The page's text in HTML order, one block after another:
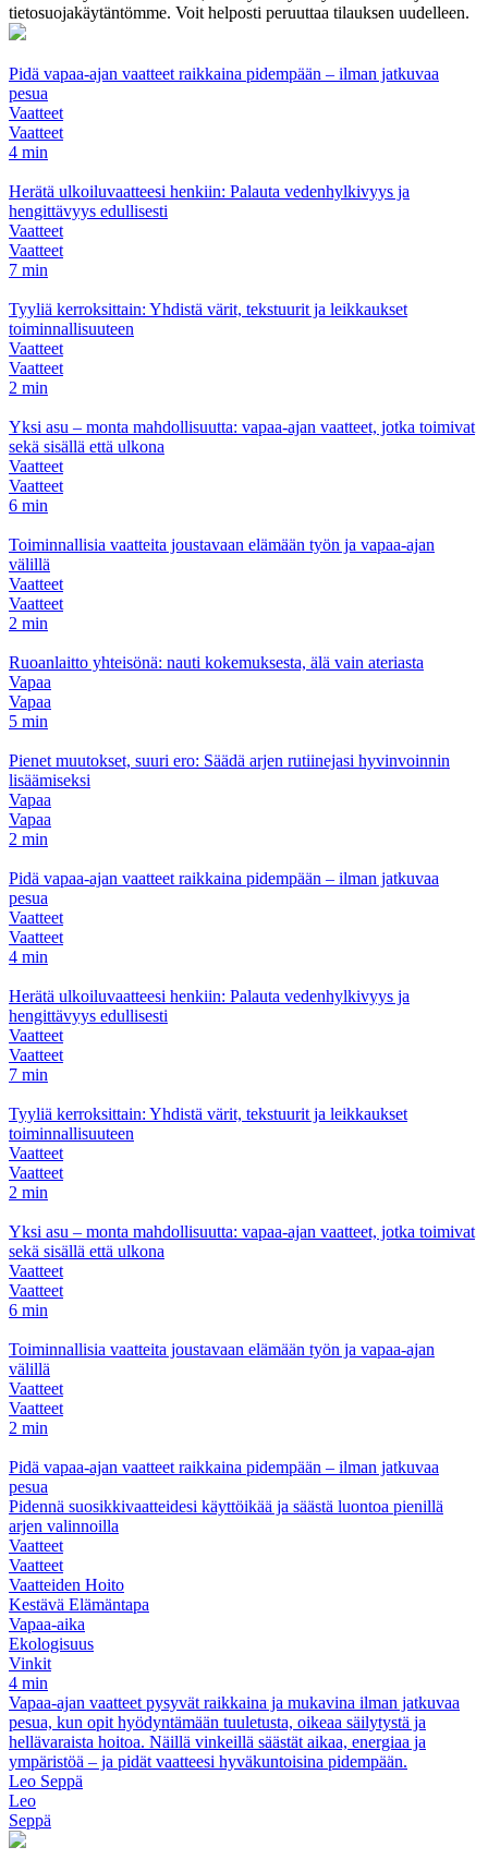
tietosuojakäytäntömme. Voit helposti peruuttaa tilauksen uudelleen.
Pidä vapaa-ajan vaatteet raikkaina pidempään – ilman jatkuvaa
pesua
Vaatteet
Vaatteet
4 min
Herätä ulkoiluvaatteesi henkiin: Palauta vedenhylkivyys ja
hengittävyys edullisesti
Vaatteet
Vaatteet
7 min
Tyyliä kerroksittain: Yhdistä värit, tekstuurit ja leikkaukset
toiminnallisuuteen
Vaatteet
Vaatteet
2 min
Yksi asu – monta mahdollisuutta: vapaa-ajan vaatteet, jotka toimivat
sekä sisällä että ulkona
Vaatteet
Vaatteet
6 min
Toiminnallisia vaatteita joustavaan elämään työn ja vapaa-ajan
välillä
Vaatteet
Vaatteet
2 min
Ruoanlaitto yhteisönä: nauti kokemuksesta, älä vain ateriasta
Vapaa
Vapaa
5 min
Pienet muutokset, suuri ero: Säädä arjen rutiinejasi hyvinvoinnin
lisäämiseksi
Vapaa
Vapaa
2 min
Pidä vapaa-ajan vaatteet raikkaina pidempään – ilman jatkuvaa
pesua
Vaatteet
Vaatteet
4 min
Herätä ulkoiluvaatteesi henkiin: Palauta vedenhylkivyys ja
hengittävyys edullisesti
Vaatteet
Vaatteet
7 min
Tyyliä kerroksittain: Yhdistä värit, tekstuurit ja leikkaukset
toiminnallisuuteen
Vaatteet
Vaatteet
2 min
Yksi asu – monta mahdollisuutta: vapaa-ajan vaatteet, jotka toimivat
sekä sisällä että ulkona
Vaatteet
Vaatteet
6 min
Toiminnallisia vaatteita joustavaan elämään työn ja vapaa-ajan
välillä
Vaatteet
Vaatteet
2 min
Pidä vapaa-ajan vaatteet raikkaina pidempään – ilman jatkuvaa
pesua
Pidennä suosikkivaatteidesi käyttöikää ja säästä luontoa pienillä
arjen valinnoilla
Vaatteet
Vaatteet
Vaatteiden Hoito
Kestävä Elämäntapa
Vapaa-aika
Ekologisuus
Vinkit
4 min
Vapaa-ajan vaatteet pysyvät raikkaina ja mukavina ilman jatkuvaa
pesua, kun opit hyödyntämään tuuletusta, oikeaa säilytystä ja
hellävaraista hoitoa. Näillä vinkeillä säästät aikaa, energiaa ja
ympäristöä – ja pidät vaatteesi hyväkuntoisina pidempään.
Leo Seppä
Leo
Seppä